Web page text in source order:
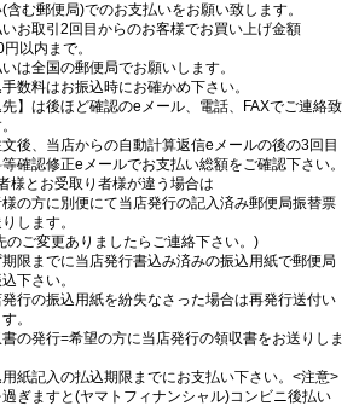
含む郵便局)でのお支払いをお願い致します。
お取引2回目からのお客様でお買い上げ金額
以内まで。
は全国の郵便局でお願いします。
数料はお振込時にお確かめ下さい。
先】は後ほど確認のeメール、電話、FAXでご連絡致
後、当店からの自動計算返信eメールの後の3回目
確認修正eメールでお支払い総額をご確認下さい。
様とお受取り者様が違う場合は
の方に別便にて当店発行の記入済み郵便局振替票
します。
のご変更ありましたらご連絡下さい。)
限までに当店発行書込み済みの振込用紙で郵便局
下さい。
行の振込用紙を紛失なさった場合は再発行送付い
。
の発行=希望の方に当店発行の領収書をお送りしま
紙記入の払込期限までにお支払い下さい。<注意>
ぎますと(ヤマトフィナンシャル)コンビニ後払い